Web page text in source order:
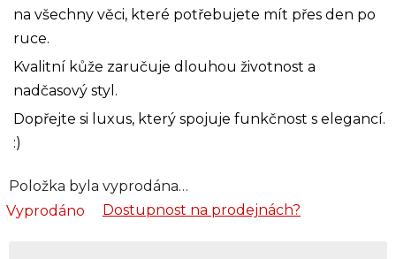
na všechny věci, které potřebujete mít přes den po
ruce.
Kvalitní kůže zaručuje dlouhou životnost a
nadčasový styl.
Dopřejte si luxus, který spojuje funkčnost s elegancí.
:)
Položka byla vyprodána…
Vyprodáno
Dostupnost na prodejnách?